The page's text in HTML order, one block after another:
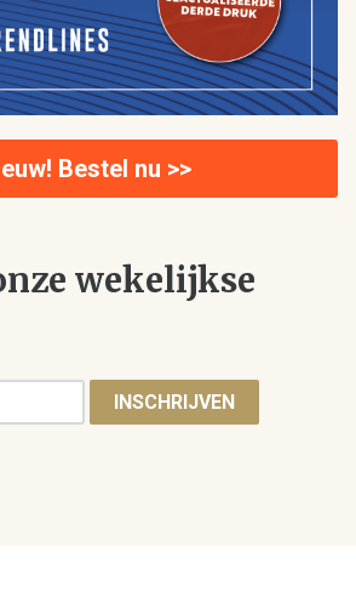
Bestel nu >>
wekelijkse
INSCHRIJVEN